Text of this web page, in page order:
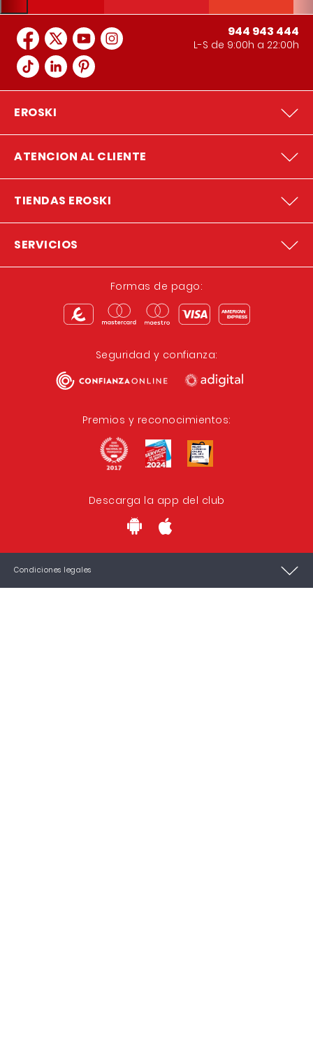
944 943 444
L-S de 9:00h a 22:00h
EROSKI
ATENCION AL CLIENTE
TIENDAS EROSKI
SERVICIOS
Formas de pago:
Seguridad y confianza:
Premios y reconocimientos:
Descarga la app del club
Condiciones legales